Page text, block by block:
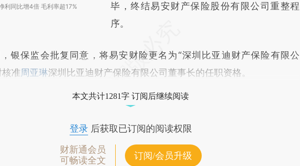
利同比增4倍 毛利率超17%
毕，终结易安财产保险股份有限公司重整程
序。
保监会批复同意，将易安财险更名为“深圳比亚迪财产保险有限公
核准周亚琳深圳比亚迪财产保险有限公司董事长的任职资格。
本文共计1281字 订阅后继续阅读
登录后获取已订阅的阅读权限
财新通会员
可畅读全文
订阅/会员升级